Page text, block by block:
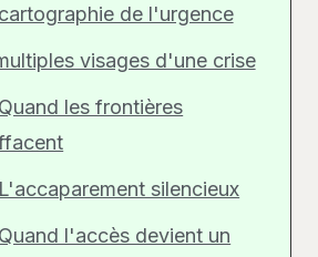
de l'urgence
visages d'une crise
Quand les frontières
L'accaparement silencieux
Quand l'accès devient un